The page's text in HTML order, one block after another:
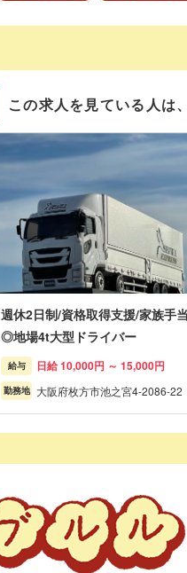
この求人を見ている人は
週休2日制/資格取得支援/家族手
◎地場4t大型ドライバー
給与 日給 10,000円 ～ 15,000円
勤務地 大阪府枚方市池之宮4-2086-22